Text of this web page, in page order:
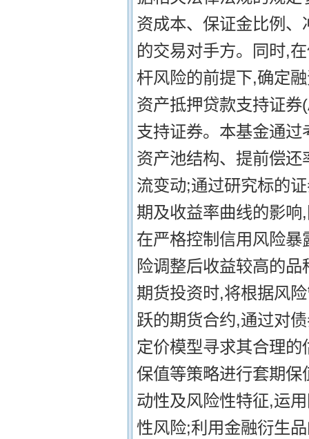
资成本、保证金比例
的交易对手方。同时,
杆风险的前提下,确定
资产抵押贷款支持证
支持证券。本基金通
资产池结构、提前偿
流变动;通过研究标的
期及收益率曲线的影
在严格控制信用风险
险调整后收益较高的
期货投资时,将根据风
跃的期货合约,通过对
定价模型寻求其合理
保值等策略进行套期
动性及风险性特征,运
性风险;利用金融衍生